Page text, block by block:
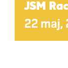
JSM
22 maj,